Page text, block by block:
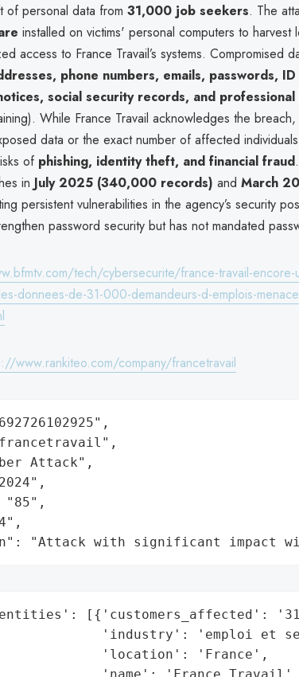
of personal data from 31,000 job seekers. The
installed on victims' personal computers to harvest
access to France Travail’s systems. Compromised
phone numbers, emails, passwords,
social security records, and
While France Travail acknowledges the
data or the exact number of affected
of phishing, identity theft, and financial fraud
in July 2025 (340,000 records) and March
persistent vulnerabilities in the agency’s security
password security but has not mandated
tech/cybersecurite/france-travail-encore-
donnees-de-31-000-demandeurs-d-emplois-
www.rankiteo.com/company/francetravail
Attack",
"Attack with significant impact
[{'customers_affected': '31
'industry': 'emploi et
'location': 'France',